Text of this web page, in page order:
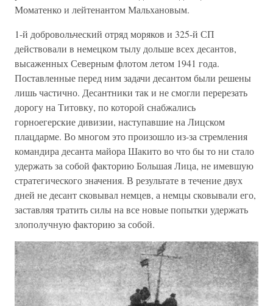
Моматенко и лейтенантом Мальхановым.
1-й добровольческий отряд моряков и 325-й СП
действовали в немецком тылу дольше всех десантов,
высаженных Северным флотом летом 1941 года.
Поставленные перед ним задачи десантом были решены
лишь частично. Десантники так и не смогли перерезать
дорогу на Титовку, по которой снабжались
горноегерские дивизии, наступавшие на Лицском
плацдарме. Во многом это произошло из-за стремления
командира десанта майора Шакито во что бы то ни стало
удержать за собой факторию Большая Лица, не имевшую
стратегического значения. В результате в течение двух
дней не десант сковывал немцев, а немцы сковывали его,
заставляя тратить силы на все новые попытки удержать
злополучную факторию за собой.